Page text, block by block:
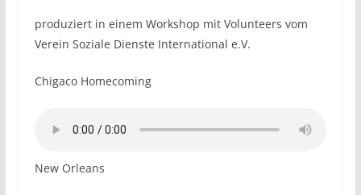
produziert in einem Workshop mit Volunteers vom
Verein Soziale Dienste International e.V.
Chigaco Homecoming
New Orleans